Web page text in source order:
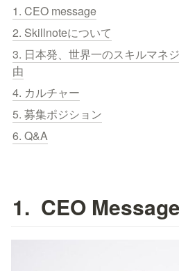
1. CEO message
2. Skillnoteについて
3. 日本発、世界一のスキルマネ
由
4. カルチャー
5. 募集ポジション
6. Q&A
1. CEO Message